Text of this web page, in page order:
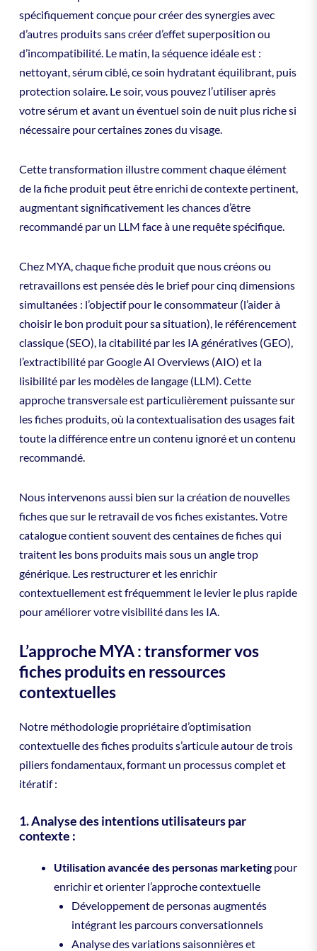
spécifiquement conçue pour créer des synergies avec
d’autres produits sans créer d’effet superposition ou
d’incompatibilité. Le matin, la séquence idéale est :
nettoyant, sérum ciblé, ce soin hydratant équilibrant, puis
protection solaire. Le soir, vous pouvez l’utiliser après
votre sérum et avant un éventuel soin de nuit plus riche si
nécessaire pour certaines zones du visage.
Cette transformation illustre comment chaque élément
de la fiche produit peut être enrichi de contexte pertinent,
augmentant significativement les chances d’être
recommandé par un LLM face à une requête spécifique.
Chez MYA, chaque fiche produit que nous créons ou
retravaillons est pensée dès le brief pour cinq dimensions
simultanées : l’objectif pour le consommateur (l’aider à
choisir le bon produit pour sa situation), le référencement
classique (SEO), la citabilité par les IA génératives (GEO),
l’extractibilité par Google AI Overviews (AIO) et la
lisibilité par les modèles de langage (LLM). Cette
approche transversale est particulièrement puissante sur
les fiches produits, où la contextualisation des usages fait
toute la différence entre un contenu ignoré et un contenu
recommandé.
Nous intervenons aussi bien sur la création de nouvelles
fiches que sur le retravail de vos fiches existantes. Votre
catalogue contient souvent des centaines de fiches qui
traitent les bons produits mais sous un angle trop
générique. Les restructurer et les enrichir
contextuellement est fréquemment le levier le plus rapide
pour améliorer votre visibilité dans les IA.
L’approche MYA : transformer vos
fiches produits en ressources
contextuelles
Notre méthodologie propriétaire d’optimisation
contextuelle des fiches produits s’articule autour de trois
piliers fondamentaux, formant un processus complet et
itératif :
1. Analyse des intentions utilisateurs par
contexte :
Utilisation avancée des personas marketingpour
enrichir et orienter l’approche contextuelle
Développement de personas augmentés
intégrant les parcours conversationnels
Analyse des variations saisonnières et